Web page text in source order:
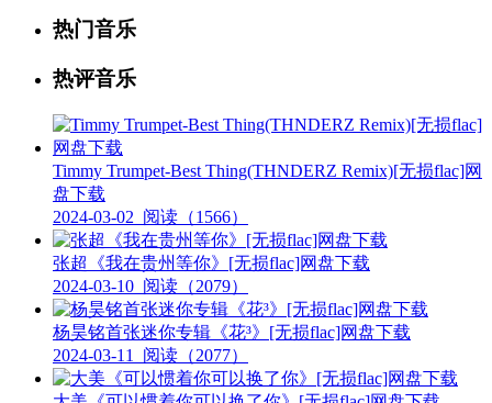
热门音乐
热评音乐
Timmy Trumpet-Best Thing(THNDERZ Remix)[无损flac]网
盘下载
2024-03-02 阅读（1566）
张超《我在贵州等你》[无损flac]网盘下载
2024-03-10 阅读（2079）
杨昊铭首张迷你专辑《花³》[无损flac]网盘下载
2024-03-11
阅读（2077）